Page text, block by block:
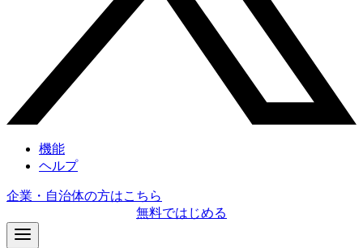
機能
ヘルプ
企業・自治体の方はこちら
無料ではじめる